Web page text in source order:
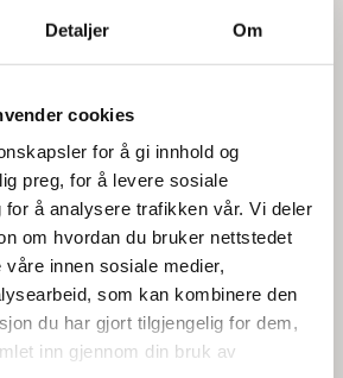
Detaljer Om
cookies
for å gi innhold og
preg, for å levere sosiale
for å analysere trafikken vår. Vi deler
om hvordan du bruker nettstedet
innen sosiale medier,
som kan kombinere den
du har gjort tilgjengelig for dem,
inn gjennom din bruk av
om hvordan din virksomhet kan
styringsfundament for
oss for en uforpliktende samtale.